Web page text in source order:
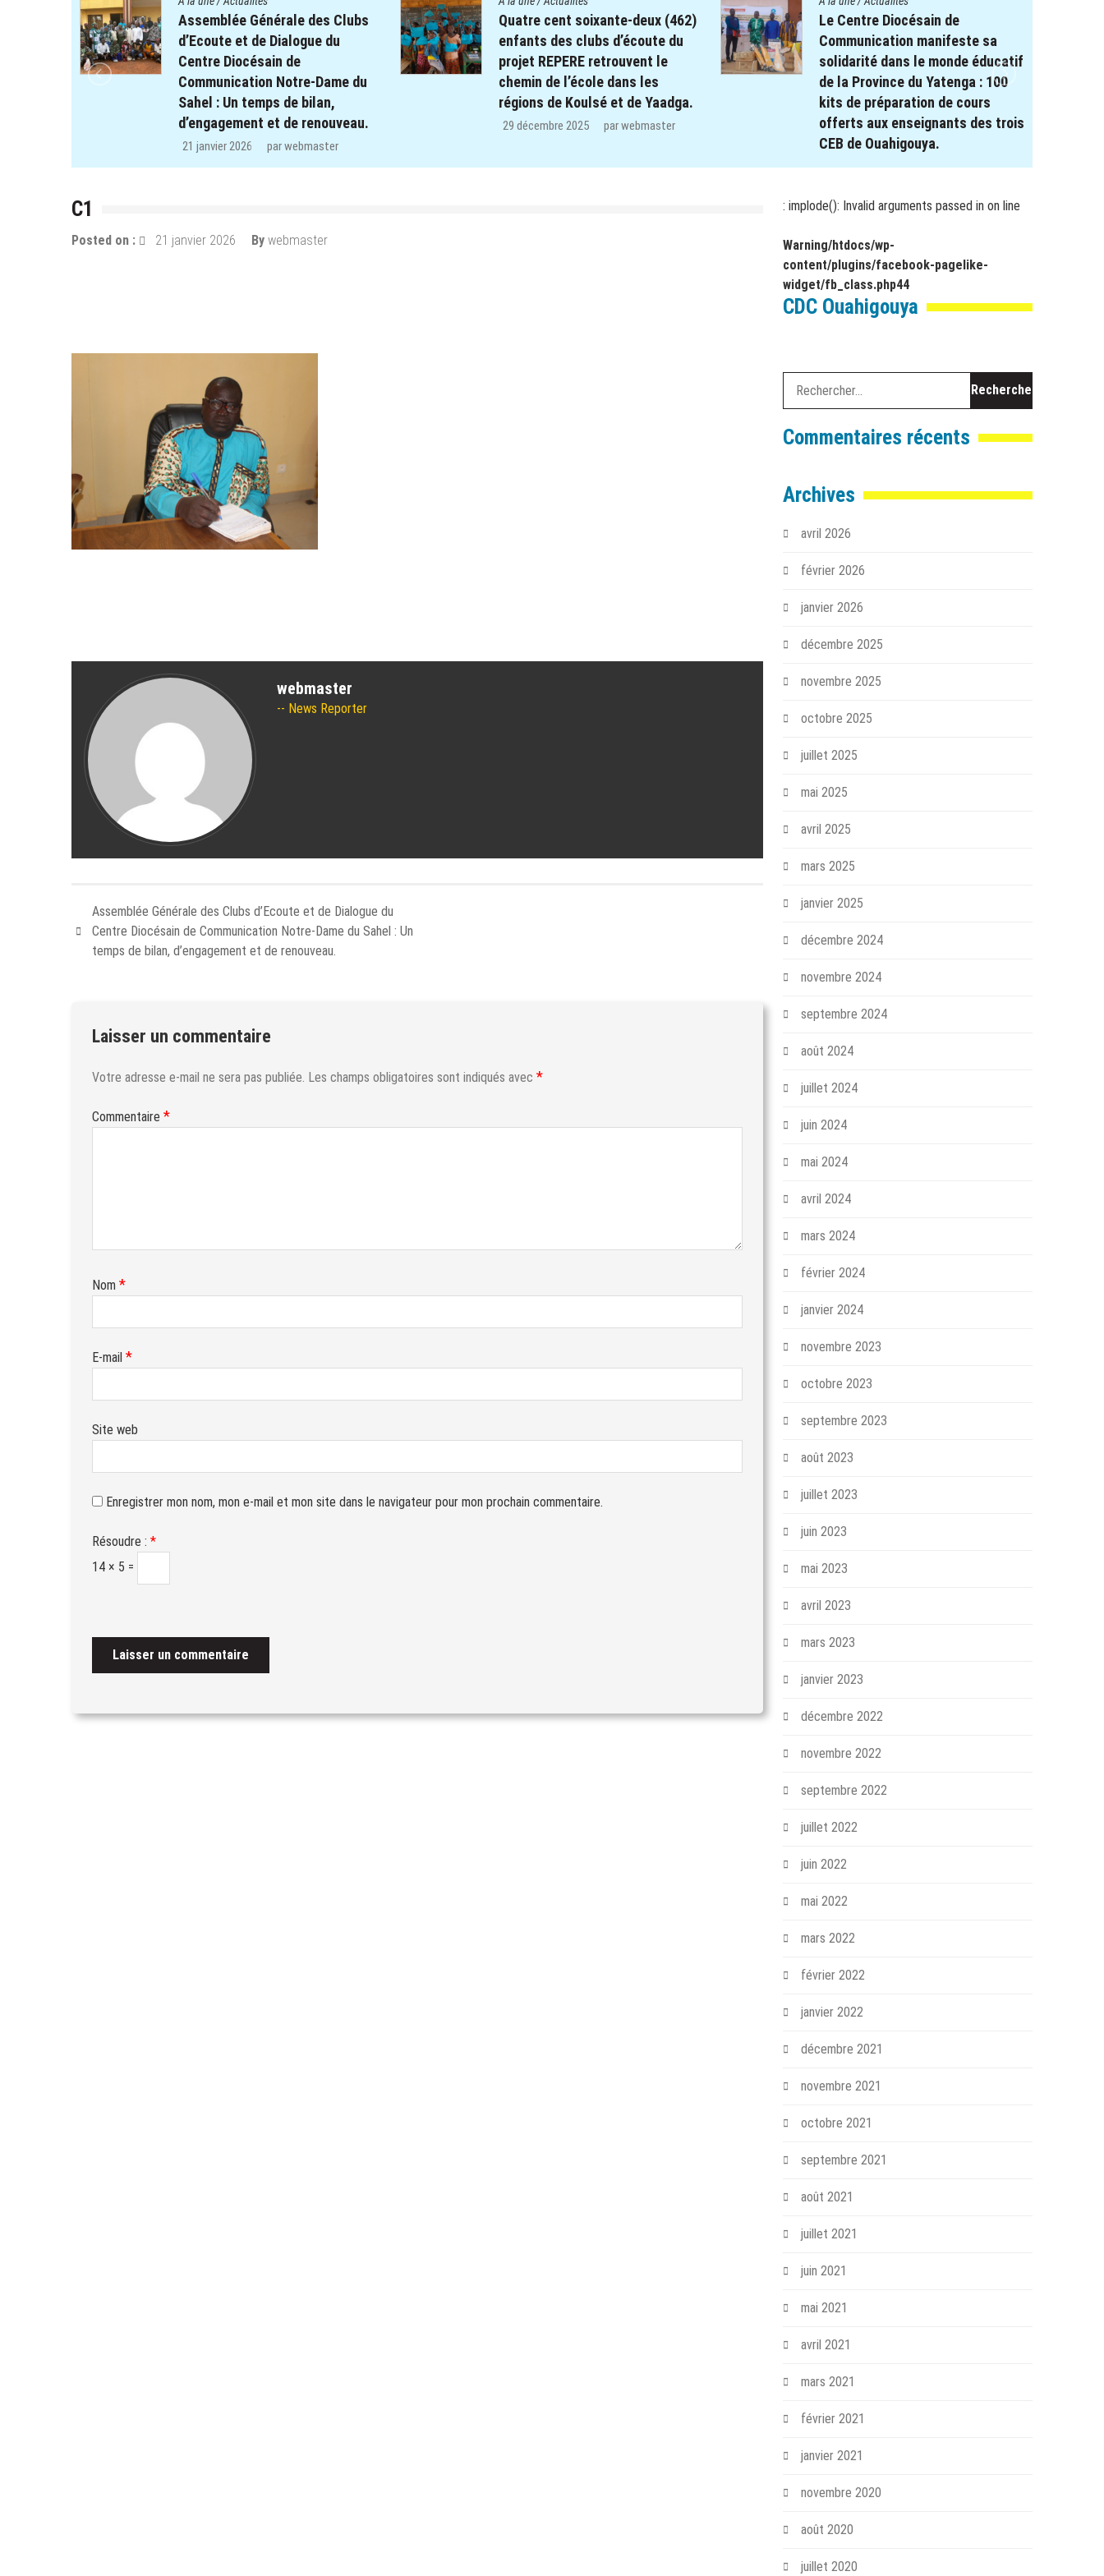
Quatre cent soixante-deux (462)
enfants des clubs d’écoute du
projet REPERE retrouvent le
chemin de l’école dans les
régions de Koulsé et de Yaadga.
29 décembre 2025 par webmaster
Le Centre Diocésain de
Communication manifeste sa
solidarité dans le monde éducatif
de la Province du Yatenga : 100
kits de préparation de cours
offerts aux enseignants des trois
26 décembre 2025 parwebmaster
Le projet REPERE soutient le
système éducatif : Remise de
Kits scolaires aux élèves à
besoin spécifique dans les
régions de Koulsé et du Yaadga .
17 novembre 2025 parwebmaster
C1
Posted on : 21 janvier 2026 By webmaster
webmaster
News Reporter
Assemblée Générale des Clubs d’Ecoute et de Dialogue du
Centre Diocésain de Communication Notre-Dame du Sahel : Un
temps de bilan, d’engagement et de renouveau.
Laisser un commentaire
Votre adresse e-mail ne sera pas publiée. Les champs obligatoires sont indiqués avec *
Commentaire *
Nom *
E-mail *
Site web
Enregistrer mon nom, mon e-mail et mon site dans le navigateur pour mon prochain commentaire.
Résoudre : *
14 × 5 =
: implode(): Invalid arguments passed in on line
Warning/htdocs/wp-
content/plugins/facebook-pagelike-
widget/fb_class.php44
CDC Ouahigouya
Commentaires récents
Archives
avril 2026
février 2026
janvier 2026
décembre 2025
novembre 2025
octobre 2025
juillet 2025
mai 2025
avril 2025
mars 2025
janvier 2025
décembre 2024
novembre 2024
septembre 2024
août 2024
juillet 2024
juin 2024
mai 2024
avril 2024
mars 2024
février 2024
janvier 2024
novembre 2023
octobre 2023
septembre 2023
août 2023
juillet 2023
juin 2023
mai 2023
avril 2023
mars 2023
janvier 2023
décembre 2022
novembre 2022
septembre 2022
juillet 2022
juin 2022
mai 2022
mars 2022
février 2022
janvier 2022
décembre 2021
novembre 2021
octobre 2021
septembre 2021
août 2021
juillet 2021
juin 2021
mai 2021
avril 2021
mars 2021
février 2021
janvier 2021
novembre 2020
août 2020
juillet 2020